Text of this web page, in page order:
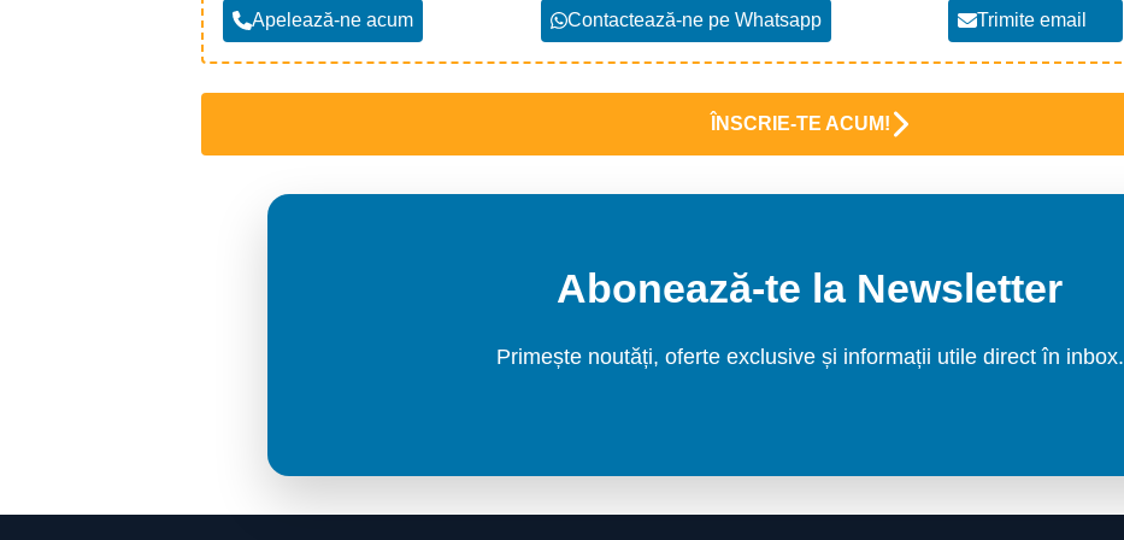
* Actele vor fi trimise pe WhatsApp la numarul +40 770 842 678 sau pe e-mail: cursuri@ccimm.ro
Apelează-ne acum Contactează-ne pe Whatsapp Trimite email
ÎNSCRIE-TE ACUM!
Abonează-te la Newsletter
Primește noutăți, oferte exclusive și informații utile direct în inbox.